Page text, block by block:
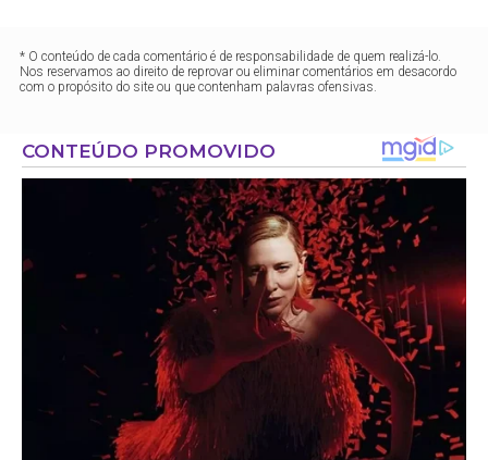
* O conteúdo de cada comentário é de responsabilidade de quem realizá-lo.
Nos reservamos ao direito de reprovar ou eliminar comentários em desacordo
com o propósito do site ou que contenham palavras ofensivas.